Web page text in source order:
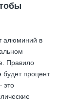
алюминий в
Правило
процент
это